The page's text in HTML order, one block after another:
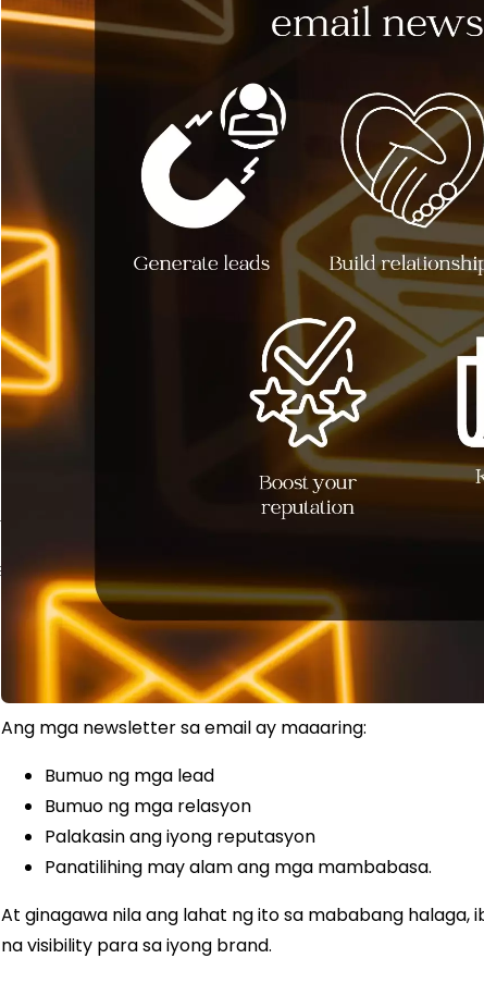
Ang mga newsletter sa email ay maaaring:
Bumuo ng mga lead
Bumuo ng mga relasyon
Palakasin ang iyong reputasyon
Panatilihing may alam ang mga mambabasa.
At ginagawa nila ang lahat ng ito sa mababang halaga,
na visibility para sa iyong brand.